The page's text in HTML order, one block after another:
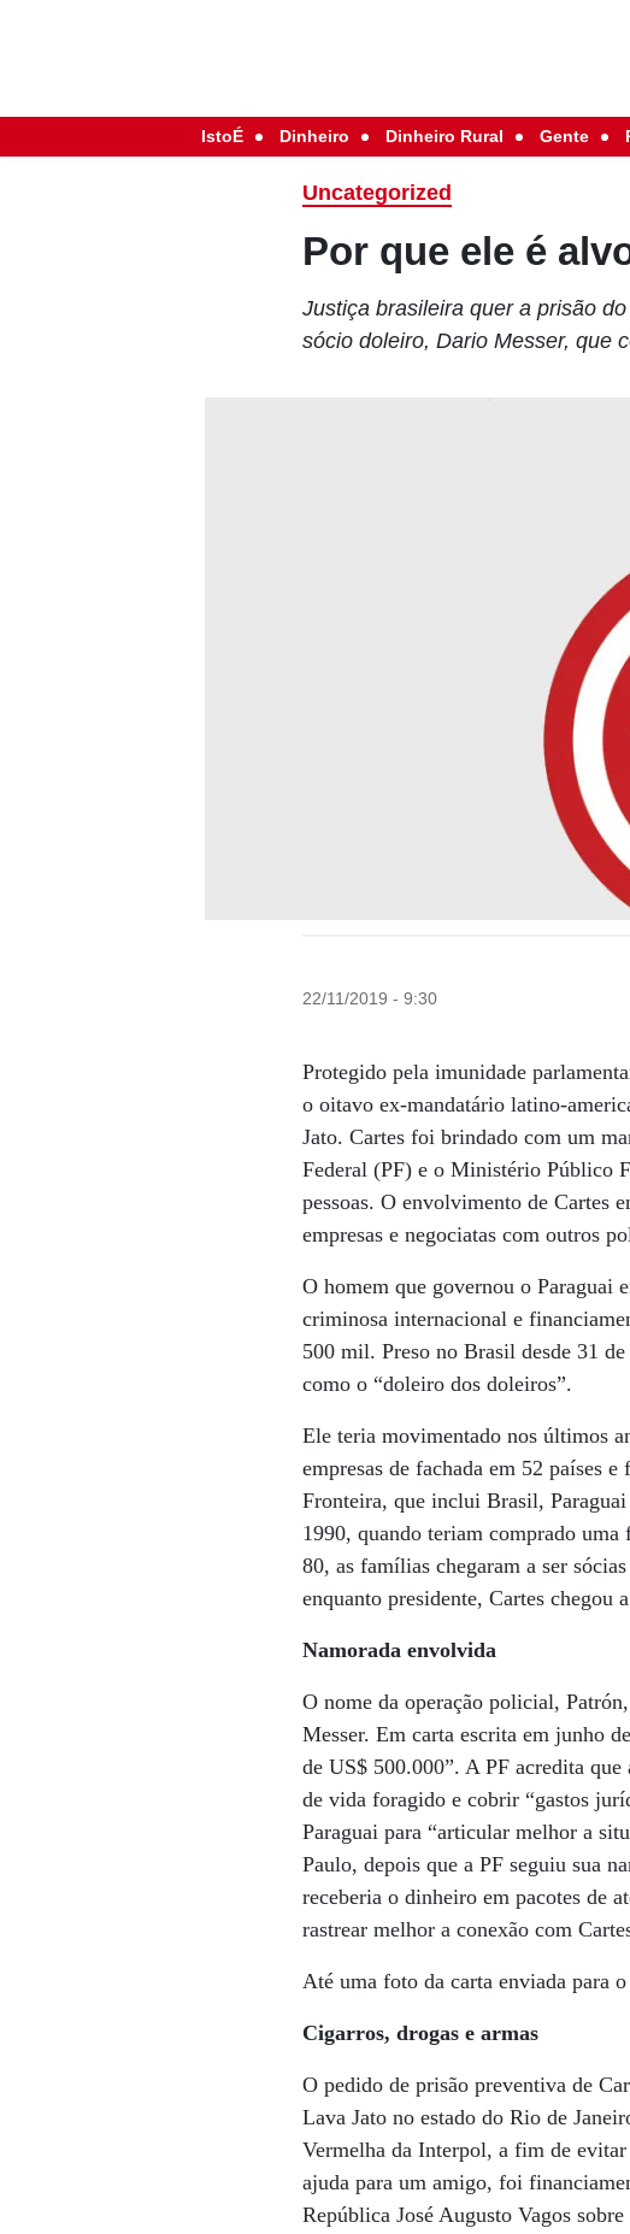
IstoÉ Dinheiro Dinheiro Rural Gente
Uncategorized
Por que ele é
Justiça brasileira quer a prisão
sócio doleiro, Dario Messer, que
22/11/2019 - 9:30
Protegido pela imunidade
o oitavo ex-mandatário latino-
Jato. Cartes foi brindado com um
Federal (PF) e o Ministério Público
pessoas. O envolvimento de Cartes
empresas e negociatas com outros
O homem que governou o Paraguai
criminosa internacional e
500 mil. Preso no Brasil desde 31
como o “doleiro dos doleiros”.
Ele teria movimentado nos últimos
empresas de fachada em 52 países
Fronteira, que inclui Brasil,
1990, quando teriam comprado
80, as famílias chegaram a ser
enquanto presidente, Cartes chegou
Namorada envolvida
O nome da operação policial,
Messer. Em carta escrita em junho
de US$ 500.000”. A PF acredita
de vida foragido e cobrir “gastos
Paraguai para “articular melhor a
Paulo, depois que a PF seguiu sua
receberia o dinheiro em pacotes de
rastrear melhor a conexão com
Até uma foto da carta enviada para
Cigarros, drogas e armas
O pedido de prisão preventiva de
Lava Jato no estado do Rio de
Vermelha da Interpol, a fim de
ajuda para um amigo, foi
República José Augusto Vagos